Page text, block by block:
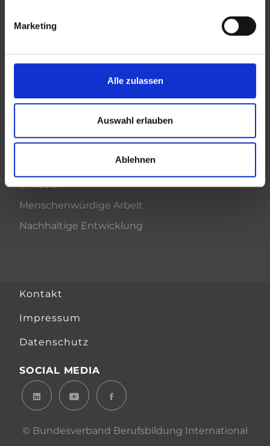
Marketing
Alle zulassen
Auswahl erlauben
Ablehnen
Berufsbildungszusammenarbeit
Digitalisierung
Förderung von Frauen
Inklusion
Menschenwürdige Arbeit
Nachhaltige Entwicklung
Kontakt
Impressum
Datenschutz
SOCIAL MEDIA
© Bundesverband Berufsbildung International